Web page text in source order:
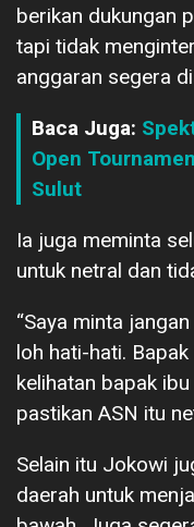
berikan dukungan
tapi tidak
anggaran segera
Baca Juga:
Open
Sulut
Ia juga meminta
untuk netral dan
“Saya minta
loh hati-hati.
kelihatan bapak
pastikan ASN itu
Selain itu Jokowi
daerah untuk